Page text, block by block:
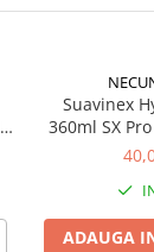
Suavinex
360ml SX
ADAUGA